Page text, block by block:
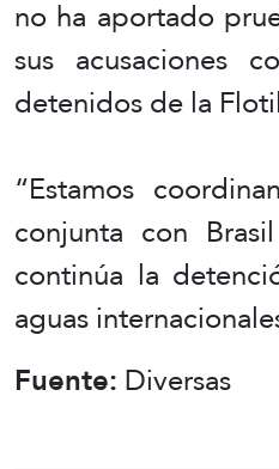
no ha aportado
sus acusaciones
detenidos de la
“Estamos
conjunta con
continúa la
aguas
Fuente:Diversas